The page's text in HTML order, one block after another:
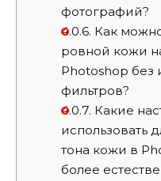
фотографий?
4.0.6. Как
ровной кожи
Photoshop без
фильтров?
4.0.7. Какие
использовать
тона кожи в
более